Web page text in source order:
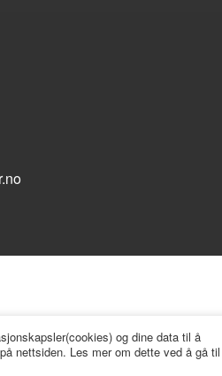
og dine data til å
nettsiden. Les mer om dette ved å gå til